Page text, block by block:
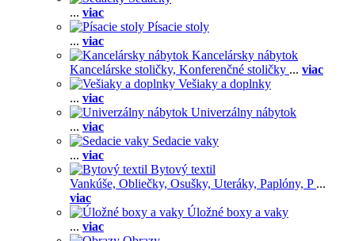
... viac
Písacie stoly
... viac
Kancelársky nábytok
Kancelárske stoličky, Konferenčné stoličky ... viac
Vešiaky a doplnky
... viac
Univerzálny nábytok
... viac
Sedacie vaky
... viac
Bytový textil
Vankúše, Obliečky, Osušky, Uteráky, Paplóny, P ...
viac
Úložné boxy a vaky
... viac